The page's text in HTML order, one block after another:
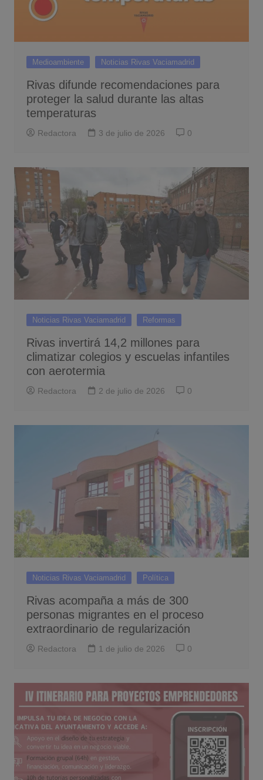
Medioambiente Noticias Rivas Vaciamadrid
Rivas difunde recomendaciones para
proteger la salud durante las altas
temperaturas
Redactora 3 de julio de 2026 0
Noticias Rivas Vaciamadrid Reformas
Rivas invertirá 14,2 millones para
climatizar colegios y escuelas infantiles
con aerotermia
Redactora 2 de julio de 2026 0
Noticias Rivas Vaciamadrid Política
Rivas acompaña a más de 300
personas migrantes en el proceso
extraordinario de regularización
Redactora 1 de julio de 2026 0